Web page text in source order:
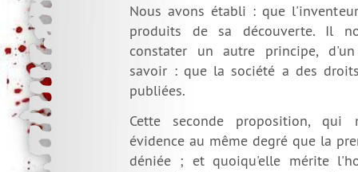
Nous avons établi : que
produits de sa découverte. Il
constater un autre principe,
savoir : que la société a des
publiées.
Cette seconde proposition,
évidence au même degré que la
déniée ; et quoiqu'elle mérite